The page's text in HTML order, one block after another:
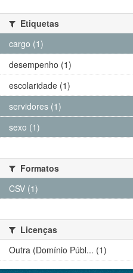
Etiquetas
cargo (1)
desempenho (1)
escolaridade (1)
servidores (1)
sexo (1)
Formatos
CSV (1)
Licenças
Outra (Domínio Públ... (1)